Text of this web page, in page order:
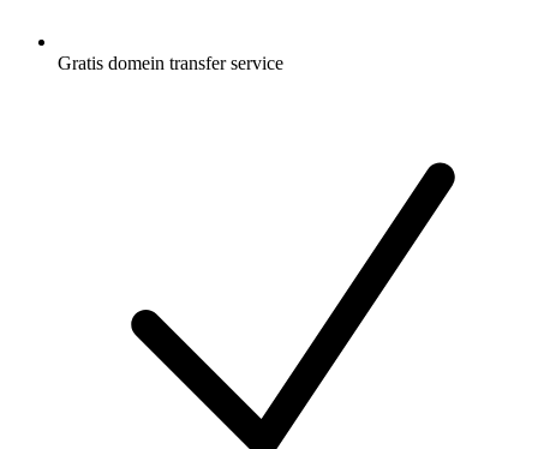
Gratis domein transfer service